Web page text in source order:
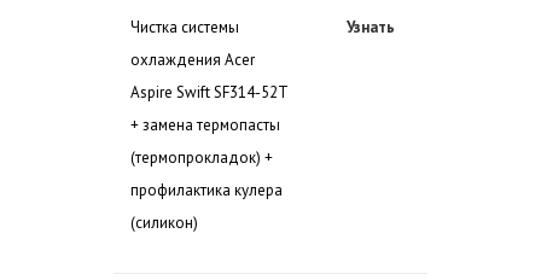
Чистка системы
охлаждения Acer
Aspire Swift SF314-52T
+ замена термопасты
(термопрокладок) +
профилактика кулера
(силикон)
Узнать